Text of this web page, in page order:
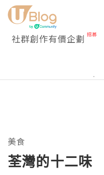
社群創作有價企劃
美食
荃灣的十二味